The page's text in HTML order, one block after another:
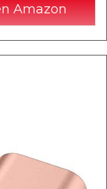
Amazon